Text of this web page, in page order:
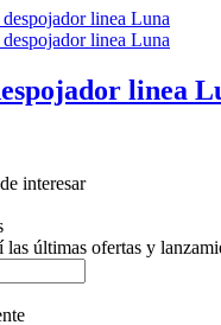
linea
las últimas ofertas y